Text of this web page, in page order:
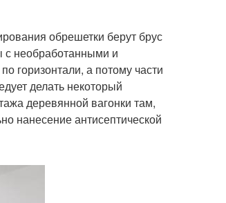
обрешетки берут брус
с необработанными и
горизонтали, а потому части
делать некоторый
деревянной вагонки там,
нанесение антисептической